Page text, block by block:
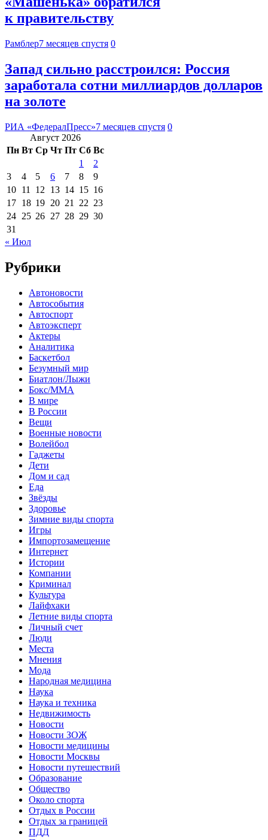
к правительству
Рамблер7 месяцев спустя 0
Запад сильно расстроился: Россия
заработала сотни миллиардов долларов
на золоте
РИА «ФедералПресс»7 месяцев спустя 0
Август 2026
Пн Вт Ср Чт Пт Сб Вс
1
2
3
4 5 6 7 8
9
10 11 12 13 14 15 16
17 18 19 20 21 22 23
24 25 26 27 28 29 30
31
« Июл
Рубрики
Автоновости
Автособытия
Автоспорт
Автоэксперт
Актеры
Аналитика
Баскетбол
Безумный мир
Биатлон/Лыжи
Бокс/MMA
В мире
В России
Вещи
Военные новости
Волейбол
Гаджеты
Дети
Дом и сад
Еда
Звёзды
Здоровье
Зимние виды спорта
Игры
Импортозамещение
Интернет
Истории
Компании
Криминал
Культура
Лайфхаки
Летние виды спорта
Личный счет
Люди
Места
Мнения
Мода
Народная медицина
Наука
Наука и техника
Недвижимость
Новости
Новости ЗОЖ
Новости медицины
Новости Москвы
Новости путешествий
Образование
Общество
Около спорта
Отдых в России
Отдых за границей
ПДД